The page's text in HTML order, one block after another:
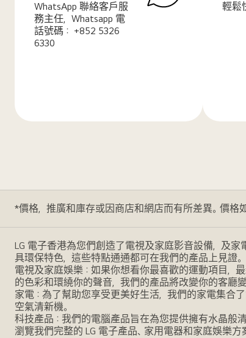
WhatsApp 聯絡客戶服
務主任，Whatsapp 電
話號碼： +852 5326
6330
輕鬆
*價格，推廣和庫存或因商店和網店而有所差異。價格
LG 電子香港為您們創造了電視及家庭影音設備，及家
具環保特色，這些特點通通都可在我們的產品上見證。
電視及家庭娛樂：如果你想看你最喜歡的運動項目，
的色彩和環繞你的聲音，我們的產品將改變你的客廳
家電：為了幫助您享受更美好生活，我們的家電集合
空氣清新機。
科技產品：我們的電腦產品旨在為您提供擁有水晶般
瀏覽我們完整的 LG 電子產品、家用電器和家庭娛樂方